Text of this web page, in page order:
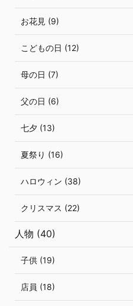
お花見 (9)
こどもの日 (12)
母の日 (7)
父の日 (6)
七夕 (13)
夏祭り (16)
ハロウィン (38)
クリスマス (22)
人物 (40)
子供 (19)
店員 (18)